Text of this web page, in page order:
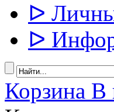
ᐅ
ᐅ
Корзина В